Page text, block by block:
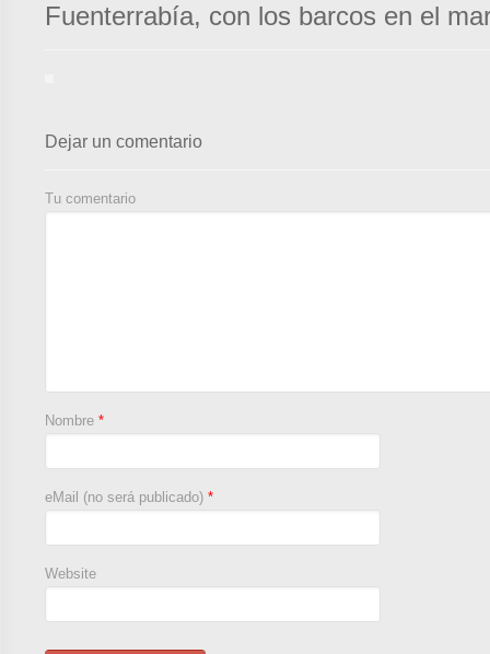
Fuenterrabía, con los barcos en el
Dejar un comentario
Tu comentario
Nombre *
eMail (no será publicado) *
Website